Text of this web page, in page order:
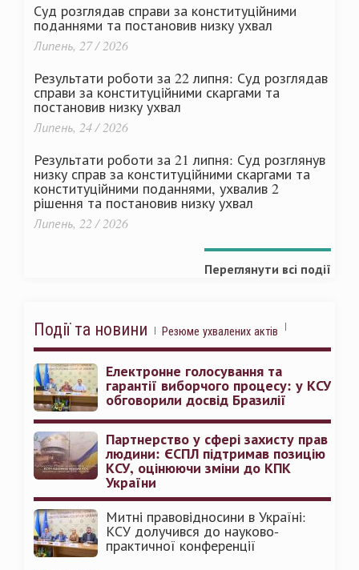
Суд розглядав справи за конституційними
поданнями та постановив низку ухвал
Липень, 27 / 2026
Результати роботи за 22 липня: Суд розглядав
справи за конституційними скаргами та
постановив низку ухвал
Липень, 24 / 2026
Результати роботи за 21 липня: Суд розглянув
низку справ за конституційними скаргами та
конституційними поданнями, ухвалив 2
рішення та постановив низку ухвал
Липень, 22 / 2026
Переглянути всі події
Події та новини Резюме ухвалених актів
Електронне голосування та
гарантії виборчого процесу: у КСУ
обговорили досвід Бразилії
Партнерство у сфері захисту прав
людини: ЄСПЛ підтримав позицію
КСУ, оцінюючи зміни до КПК
України
Митні правовідносини в Україні:
КСУ долучився до науково-
практичної конференції